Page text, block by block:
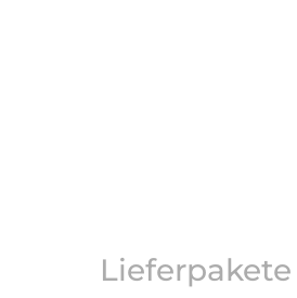
Lieferpakete